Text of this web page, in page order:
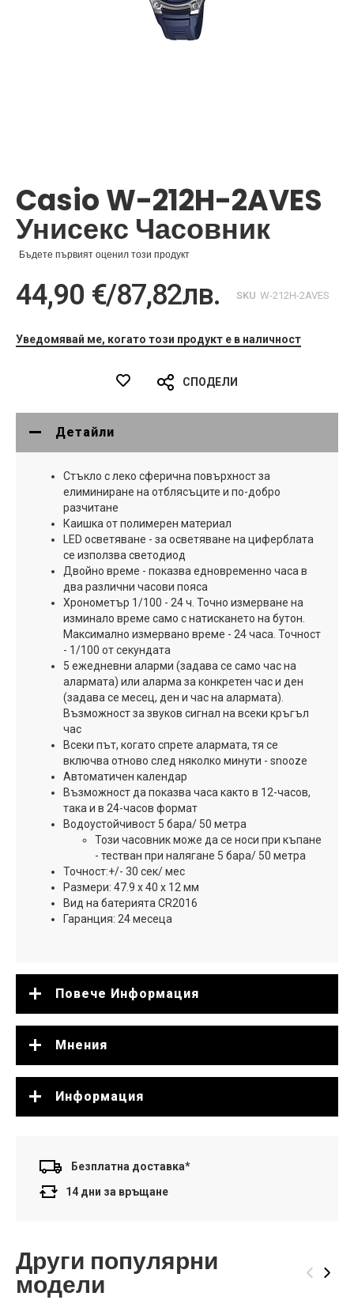
на
галерия
със
снимки
Casio W-212H-2AVES
Унисекс Часовник
Бъдете първият оценил този продукт
44,90 €/87,82лв. SKU W-212H-2AVES
Уведомявай ме, когато този продукт е в наличност
СПОДЕЛИ
Детайли
Стъкло с леко сферична повърхност за
елиминиране на отблясъците и по-добро
разчитане
Каишка от полимерен материал
LED осветяване - за осветяване на циферблата
се използва светодиод
Двойно време - показва едновременно часа в
два различни часови пояса
Хронометър 1/100 - 24 ч. Точно измерване на
изминало време само с натискането на бутон.
Максимално измервано време - 24 часа. Точност
- 1/100 от секундата
5 ежедневни аларми (задава се само час на
алармата) или аларма за конкретен час и ден
(задава се месец, ден и час на алармата).
Възможност за звуков сигнал на всеки кръгъл
час
Всеки път, когато спрете алармата, тя се
включва отново след няколко минути - snooze
Автоматичен календар
Възможност да показва часа както в 12-часов,
така и в 24-часов формат
Водоустойчивост 5 бара/ 50 метра
Този часовник може да се носи при къпане
- тестван при налягане 5 бара/ 50 метра
Точност:+/- 30 сек/ мес
Размери: 47.9 x 40 x 12 мм
Вид на батерията CR2016
Гаранция: 24 месеца
Повече Информация
Мнения
Информация
Безплатна доставка*
14 дни за връщане
Други популярни
модели ‹ ›